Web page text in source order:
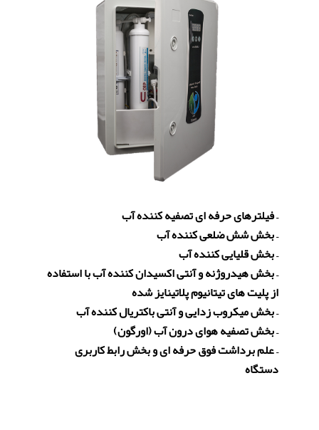
– فیلترهای حرفه ای تصفیه کننده آب
– بخش شش ضلعی کننده آب
– بخش قلیایی کننده آب
– بخش هیدروژنه و آنتی اکسیدان کننده آب با استفاده
از پلیت های تیتانیوم پلاتینایز شده
– بخش میکروب زدایی و آنتی باکتریال کننده آب
– بخش تصفیه هوای درون آب (اورگون)
– علم برداشت فوق حرفه ای و بخش رابط کاربری
دستگاه